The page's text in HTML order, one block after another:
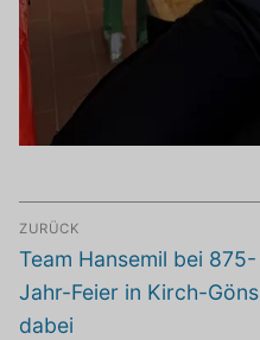
Beitragsnavigation
ZURÜCK
Vorheriger
Beitrag:
Team Hansemil bei 875-
Jahr-Feier in Kirch-Göns
dabei